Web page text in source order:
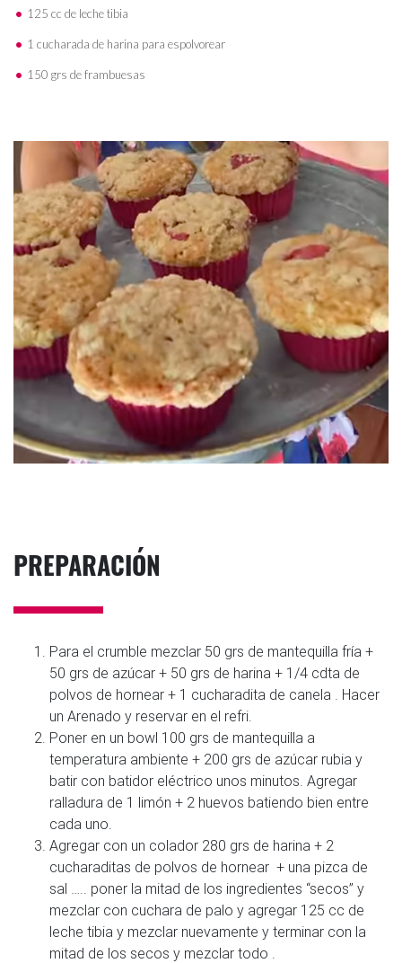
125 cc de leche tibia
1 cucharada de harina para espolvorear
150 grs de frambuesas
PREPARACIÓN
Para el crumble mezclar 50 grs de mantequilla fría +
50 grs de azúcar + 50 grs de harina + 1/4 cdta de
polvos de hornear + 1 cucharadita de canela . Hacer
un Arenado y reservar en el refri.
Poner en un bowl 100 grs de mantequilla a
temperatura ambiente + 200 grs de azúcar rubia y
batir con batidor eléctrico unos minutos. Agregar
ralladura de 1 limón + 2 huevos batiendo bien entre
cada uno.
Agregar con un colador 280 grs de harina + 2
cucharaditas de polvos de hornear + una pizca de
sal ….. poner la mitad de los ingredientes “secos” y
mezclar con cuchara de palo y agregar 125 cc de
leche tibia y mezclar nuevamente y terminar con la
mitad de los secos y mezclar todo .